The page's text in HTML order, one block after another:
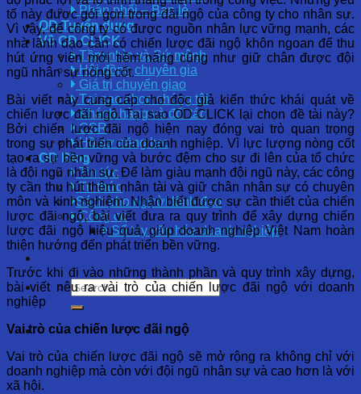
Phân phối – Bán lẻ
OD Tuyển dụng
Về OD CLICK
Tầm nhìn và Sứ mệnh
Hội đồng chuyên gia
Giá trị chuyển giao
Tại sao chọn chúng tôi
Khách hàng và đối tác
CSR
Hồ sơ năng lực
OD Blog
Tin tức
Tri thức
Sách cho người lãnh đạo
Công cụ
Sổ tay văn hóa doanh nghiệp
tố này được gói gọn trong đãi ngộ của công ty cho nhân sự.
Vì vậy, để công ty có được nguồn nhân lực vững mạnh, các
nhà lãnh đạo cần có chiến lược đãi ngộ khôn ngoan để thu
hút ứng viên mới tiềm năng cũng như giữ chân được đội
ngũ nhân sự nòng cốt.
Bài viết này cung cấp cho độc giả kiến thức khái quát về
chiến lược đãi ngộ. Tại sao OD CLICK lại chọn đề tài này?
Bởi chiến lược đãi ngộ hiện nay đóng vai trò quan trọng
trong sự phát triển của doanh nghiệp. Vì lực lượng nòng cốt
tạo ra sự bền vững và bước đệm cho sự đi lên của tổ chức
là đội ngũ nhân sự. Để làm giàu mạnh đội ngũ này, các công
ty cần thu hút thêm nhân tài và giữ chân nhân sự có chuyên
môn và kinh nghiệm. Nhận biết được sự cần thiết của chiến
lược đãi ngộ, bài viết đưa ra quy trình để xây dựng chiến
lược đãi ngộ hiệu quả, giúp doanh nghiệp Việt Nam hoàn
thiện hướng đến phát triển bền vững.
Trước khi đi vào những thành phần và quy trình xây dựng,
bài viết nêu ra vài trò của chiến lược đãi ngộ với doanh
nghiệp
Vai trò của chiến lược đãi ngộ
Vai trò của chiến lược đãi ngộ sẽ mở rộng ra không chỉ với
doanh nghiệp mà còn với đội ngũ nhân sự và cao hơn là với
xã hội.